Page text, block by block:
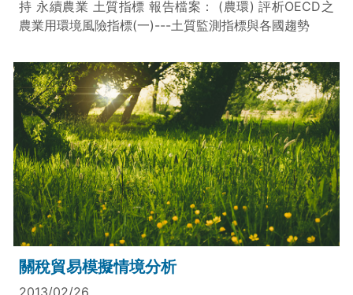
持 永續農業 土質指標 報告檔案： (農環) 評析OECD之
農業用環境風險指標(一)---土質監測指標與各國趨勢
關稅貿易模擬情境分析
2013/02/26